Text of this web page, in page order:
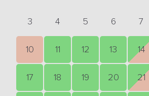
3 4 5 6 7
10 11 12 13 14
17 18 19 20 21